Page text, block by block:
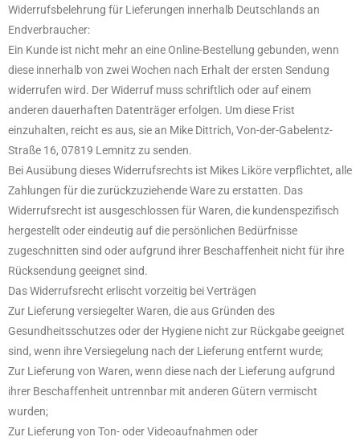
Widerrufsbelehrung für Lieferungen innerhalb Deutschlands an
Endverbraucher:
Ein Kunde ist nicht mehr an eine Online-Bestellung gebunden, wenn
diese innerhalb von zwei Wochen nach Erhalt der ersten Sendung
widerrufen wird. Der Widerruf muss schriftlich oder auf einem
anderen dauerhaften Datenträger erfolgen. Um diese Frist
einzuhalten, reicht es aus, sie an Mike Dittrich, Von-der-Gabelentz-
Straße 16, 07819 Lemnitz zu senden.
Bei Ausübung dieses Widerrufsrechts ist Mikes Liköre verpflichtet, alle
Zahlungen für die zurückzuziehende Ware zu erstatten. Das
Widerrufsrecht ist ausgeschlossen für Waren, die kundenspezifisch
hergestellt oder eindeutig auf die persönlichen Bedürfnisse
zugeschnitten sind oder aufgrund ihrer Beschaffenheit nicht für ihre
Rücksendung geeignet sind.
Das Widerrufsrecht erlischt vorzeitig bei Verträgen
Zur Lieferung versiegelter Waren, die aus Gründen des
Gesundheitsschutzes oder der Hygiene nicht zur Rückgabe geeignet
sind, wenn ihre Versiegelung nach der Lieferung entfernt wurde;
Zur Lieferung von Waren, wenn diese nach der Lieferung aufgrund
ihrer Beschaffenheit untrennbar mit anderen Gütern vermischt
wurden;
Zur Lieferung von Ton- oder Videoaufnahmen oder